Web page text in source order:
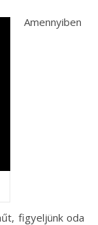
Amennyiben
figyeljünk oda